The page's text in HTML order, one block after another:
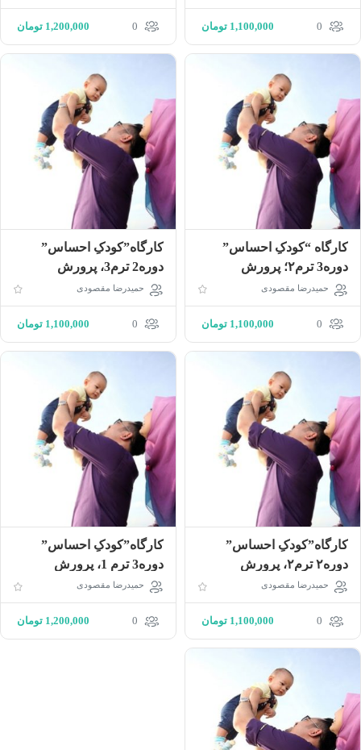
معاصر
0
1,100,000 تومان
معاصر
0
1,200,000 تومان
کارگاه “کودکِ احساس”
دوره‌3 ترم۲؛ پرورش
مسلمان سالم در دنیای
معاصر
حمیدرضا مقصودی
0
1,100,000 تومان
کارگاه”کودکِ احساس”
دوره‌2 ترم‌3، پرورش
مسلمان سالم در دنیای
معاصر
حمیدرضا مقصودی
0
1,100,000 تومان
کارگاه”کودکِ احساس”
دوره‌۲ ترم۲، پرورش
مسلمان سالم در دنیای
معاصر
حمیدرضا مقصودی
0
1,100,000 تومان
کارگاه”کودکِ احساس”
دوره‌3 ترم ‌1، پرورش
مسلمان سالم در دنیای
معاصر
حمیدرضا مقصودی
0
1,200,000 تومان